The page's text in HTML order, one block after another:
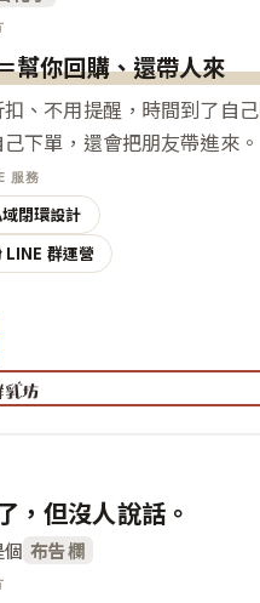
幫你回購、還帶人來
、不用提醒，時間到了自
下單，還會把朋友帶進來。
服務
閉環設計
LINE 群運營
，但沒人說話。
個 布告欄